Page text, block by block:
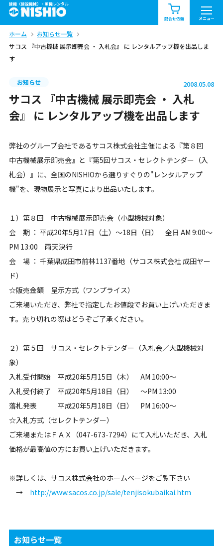
建機（建設機械）・重機レンタル
問合せ依頼 メニュー
商品一覧 お知らせ一覧
問合せ依頼リスト
北海道 関東
中部 関西 中国・四国
ホーム
お知らせ一覧
サコス 『中古機械 展示即売会 ・ 入札会』 に レンタルアップ機を出品しま
す
お知らせ 2008.05.08
サコス 『中古機械 展示即売会 ・ 入札
会』 に レンタルアップ機を出品します
弊社のグループ会社であるサコス株式会社主催による『第８回
中古機械展示即売会』と『第5回サコス・セレクトテンダー（入
札会）』に、全国のNISHIOから選りすぐりの"レンタルアップ
機"を、現物展示と写真により出品いたします。
１）第８回 中古機械展示即売会（小型機械対象）
会 期 ： 平成20年5月17日（土）～18日（日） 全日 AM 9:00～
PM 13:00 雨天決行
会 場 ： 千葉県成田市前林1137番地（サコス株式会社 成田ヤー
ド）
☆販売金額 呈示方式（ワンプライス）
ご来場いただき、弊社で指定したお値段でお買い上げいただきま
す。売り切れの際はどうぞご了承ください。
２）第５回 サコス・セレクトテンダー（入札会／大型機械対
象）
入札受付開始 平成20年5月15日（木） AM 10:00～
入札受付終了 平成20年5月18日（日） ～PM 13:00
落札発表 平成20年5月18日（日） PM 16:00～
☆入札方式（セレクトテンダー）
ご来場またはＦＡＸ（047-673-7294）にて入札いただき、入札
価格が最高値の方にお買い上げいただきます。
※詳しくは、サコス株式会社のホームページをご覧下さい
→ http://www.sacos.co.jp/sale/tenjisokubaikai.htm
お知らせ一覧